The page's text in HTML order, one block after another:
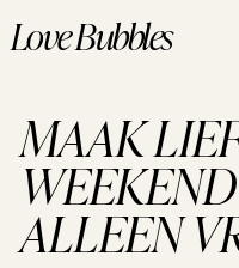
Love Bubbles
MAAK
ALLEEN